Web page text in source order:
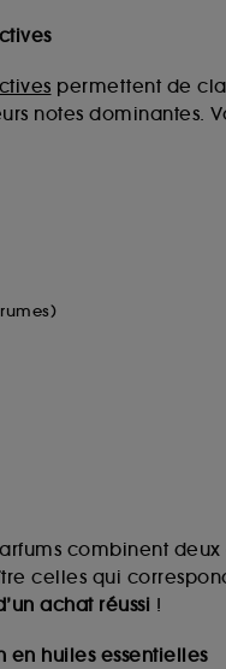
permettent de
notes dominantes.
combinent deux
celles qui
achat réussi !
en huiles essentielles
lors de votre
accepter". Voous
de retirer votrte
plus d'information sur les